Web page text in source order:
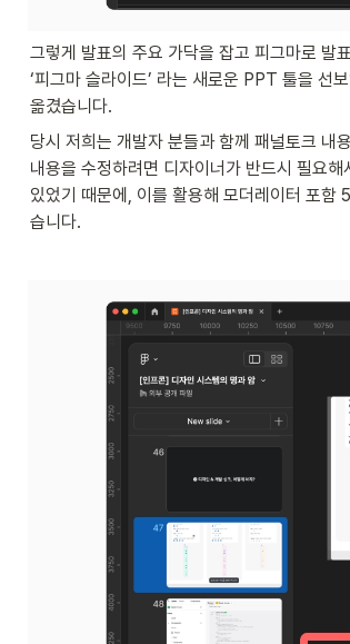
그렇게 발표의 주요 가닥을 잡고 피그마로 발
‘피그마 슬라이드’ 라는 새로운 PPT 툴을 선
옮겼습니다.
당시 저희는 개발자 분들과 함께 패널토크 내
내용을 수정하려면 디자이너가 반드시 필요
있었기 때문에, 이를 활용해 모더레이터 포함
습니다.